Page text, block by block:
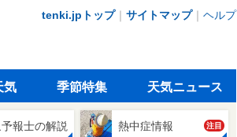
tenki.jpトップ｜ サイトマップ｜ ヘルプ
気 季節特集 天気ニュース
報士の解説 熱中症情報 注目